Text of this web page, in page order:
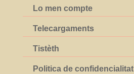
Lo men compte
Telecargaments
Tistèth
Politica de confidencialitat